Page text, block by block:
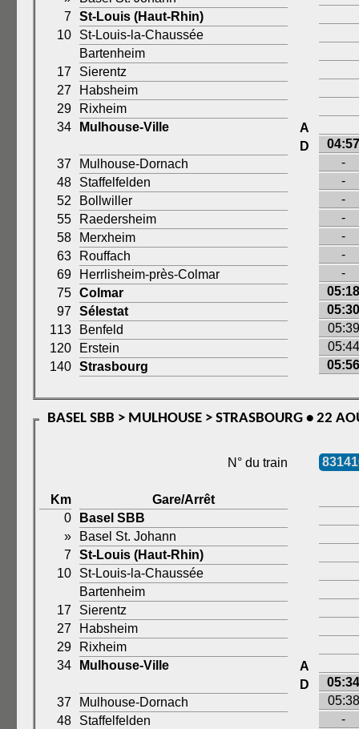
7
St-Louis (Haut-Rhin)
10
St-Louis-la-Chaussée
Bartenheim
17
Sierentz
27
Habsheim
29
Rixheim
34
Mulhouse-Ville
A
D
04:57
37
Mulhouse-Dornach
-
48
Staffelfelden
-
52
Bollwiller
-
55
Raedersheim
-
58
Merxheim
-
63
Rouffach
-
69
Herrlisheim-près-Colmar
-
75 Colmar
05:18
97
Sélestat
05:30
113
Benfeld
05:39
120
Erstein
05:44
140 Strasbourg 05:56
BASEL SBB > MULHOUSE > STRASBOURG • 22
N° du train
Km
Gare/Arrêt
0
Basel SBB
»
Basel St. Johann
7
St-Louis (Haut-Rhin)
10
St-Louis-la-Chaussée
Bartenheim
17
Sierentz
27
Habsheim
29
Rixheim
34
Mulhouse-Ville
A
D
05:34
37
Mulhouse-Dornach
05:38
48
Staffelfelden
-